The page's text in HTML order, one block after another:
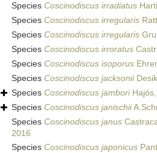
Species Coscinodiscus irradiatus
Species Coscinodiscus irregularis
Species Coscinodiscus irregularis
Species Coscinodiscus irroratus
Species Coscinodiscus isoporus
Species Coscinodiscus jacksonii
Species Coscinodiscus jambori
Species Coscinodiscus janischii
Species Coscinodiscus janus
2016
Species Coscinodiscus japonicus